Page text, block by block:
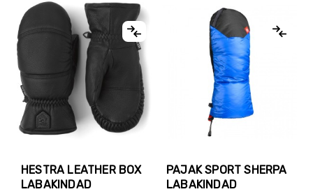
HESTRA LEATHER BOX
LABAKINDAD
PAJAK SPORT SHERPA
LABAKINDAD